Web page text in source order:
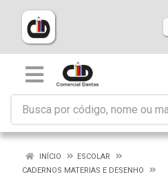
INÍCIO
ESCOLAR
CADERNOS MATERIAS E DESENHO